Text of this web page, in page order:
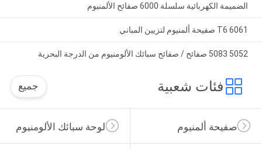
الضميمة الكهربائية سلسلة 6000 صفائح الألمنيوم
6061 T6 صفيحة ألمنيوم لتزيين المباني
5052 5083 صفائح / صفائح سبائك الألومنيوم من الدرجة البحرية
فئات شعبية جميع
لوحة سبائك الألومنيوم صفيحة ألمنيوم